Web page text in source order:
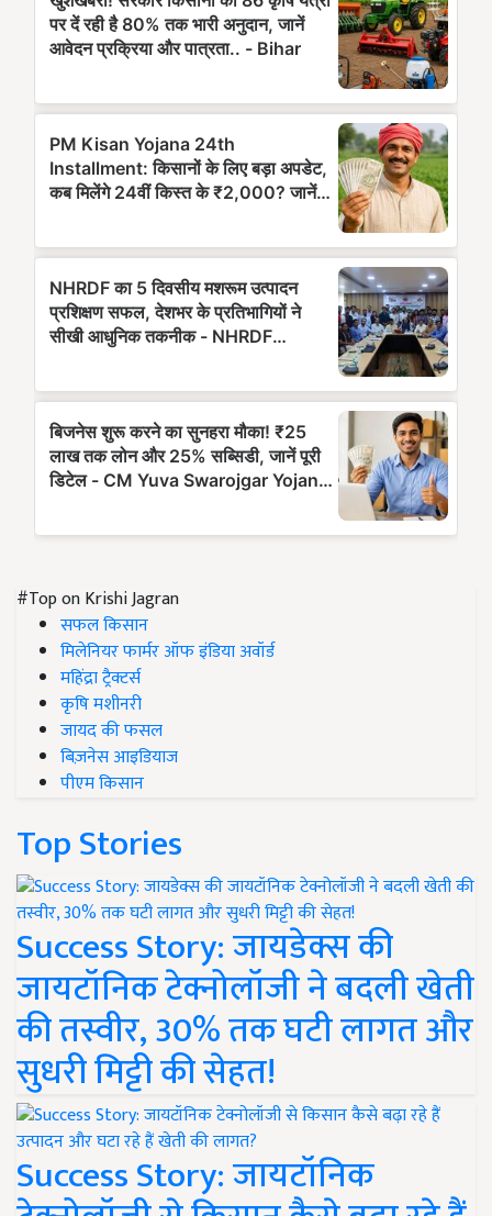
#Top on Krishi Jagran
सफल किसान
मिलेनियर फार्मर ऑफ इंडिया अवॉर्ड
महिंद्रा ट्रैक्टर्स
कृषि मशीनरी
जायद की फसल
बिज़नेस आइडियाज
पीएम किसान
Top Stories
Success Story: जायडेक्स की
जायटॉनिक टेक्नोलॉजी ने बदली खेती
की तस्वीर, 30% तक घटी लागत और
सुधरी मिट्टी की सेहत!
Success Story: जायटॉनिक